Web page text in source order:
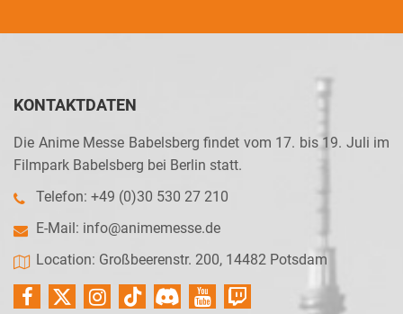
KONTAKTDATEN
Die Anime Messe Babelsberg findet vom 17. bis 19. Juli im
Filmpark Babelsberg bei Berlin statt.
Telefon: +49 (0)30 530 27 210
E-Mail: info@animemesse.de
Location: Großbeerenstr. 200, 14482 Potsdam